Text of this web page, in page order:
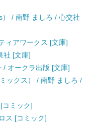
/ 南野 ましろ / 心交社
ィアワークス [文庫]
社 [文庫]
/ オークラ出版 [文庫]
ックス） / 南野 ましろ /
コミック]
ス [コミック]